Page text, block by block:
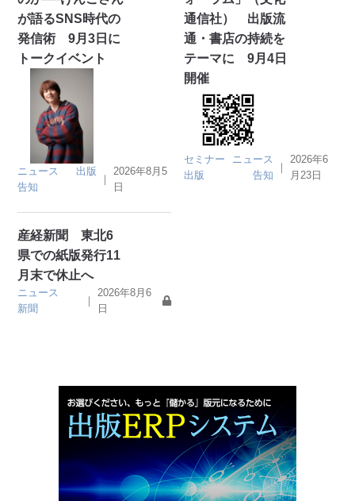
が語るSNS時代の
発信術 9月3日に
トークイベント
ニュース
出版
告知
｜
2026年8月5
日
通信社） 出版流
通・書店の持続を
テーマに 9月4日
開催
セミナー
ニュース
出版
告知
｜
2026年6
月23日
産経新聞 東北6
県での紙版発行11
月末で休止へ
ニュース
新聞
｜
2026年8月6
日